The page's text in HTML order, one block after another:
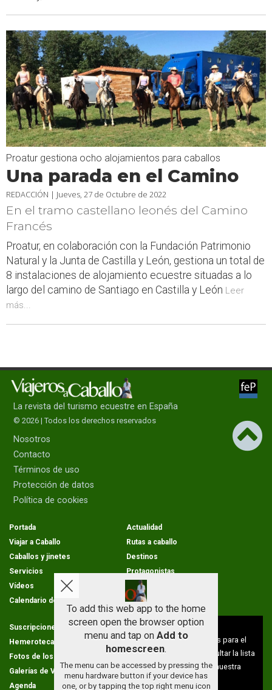
Proatur gestiona ocho alojamientos para caballos
Una parada en el Camino
REDACCIÓN | Jueves, 27 de Octubre de 2022
En el tramo castellano leonés del Camino
Francés
Proatur, en colaboración con la Fundación Patrimonio
Natural y la Junta de Castilla y León, gestiona un total de
8 instalaciones de alojamiento ecuestre situadas a lo
largo del camino de Santiago en Castilla y León Leer
más...
La revista del turismo ecuestre en España
© 2026 | Todos los derechos reservados
Nosotros
Contacto
Términos de uso
Protección de datos
Política de cookies
Portada
Actualidad
Viajar a Caballo
Rutas a caballo
Caballos y jinetes
Destinos
Servicios
Protagonistas
Vídeos
Opinion
Calendario de rutas
Suscripciones
Condiciones de venta
Hemeroteca
Cartas de los lectores
Fotos de los lectores
Galerías de Vídeos
Calendario de rutas
Agenda
Equipo
To add this web app to the home
screen open the browser option
menu and tap on Add to
homescreen.
The menu can be accessed by pressing the
menu hardware button if your device has
one, or by tapping the top right menu icon
Aviso sobre el Uso de cookies:
Utilizamos cookies nuestras y de terceros para el
funcionamiento del digital. Puedes consultar la lista
de cookies y como desconectarlas. Ver nuestra
Política de Privacidad y Cookies